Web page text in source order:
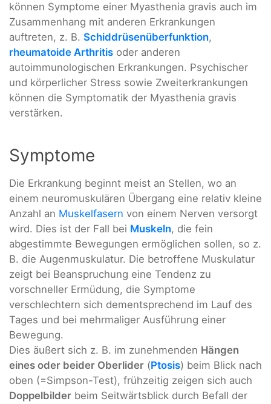
können Symptome einer Myasthenia gravis auch im
Zusammenhang mit anderen Erkrankungen
auftreten, z. B. Schiddrüsenüberfunktion,
rheumatoide Arthritis oder anderen
autoimmunologischen Erkrankungen. Psychischer
und körperlicher Stress sowie Zweiterkrankungen
können die Symptomatik der Myasthenia gravis
verstärken.
Symptome
Die Erkrankung beginnt meist an Stellen, wo an
einem neuromuskulären Übergang eine relativ kleine
Anzahl an Muskelfasern von einem Nerven versorgt
wird. Dies ist der Fall bei Muskeln, die fein
abgestimmte Bewegungen ermöglichen sollen, so z.
B. die Augenmuskulatur. Die betroffene Muskulatur
zeigt bei Beanspruchung eine Tendenz zu
vorschneller Ermüdung, die Symptome
verschlechtern sich dementsprechend im Lauf des
Tages und bei mehrmaliger Ausführung einer
Bewegung.
Dies äußert sich z. B. im zunehmenden Hängen
eines oder beider Oberlider (Ptosis) beim Blick nach
oben (=Simpson-Test), frühzeitig zeigen sich auch
Doppelbilder beim Seitwärtsblick durch Befall der